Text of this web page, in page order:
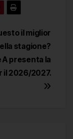
il miglior
stagione?
A presenta la
il 2026/2027.